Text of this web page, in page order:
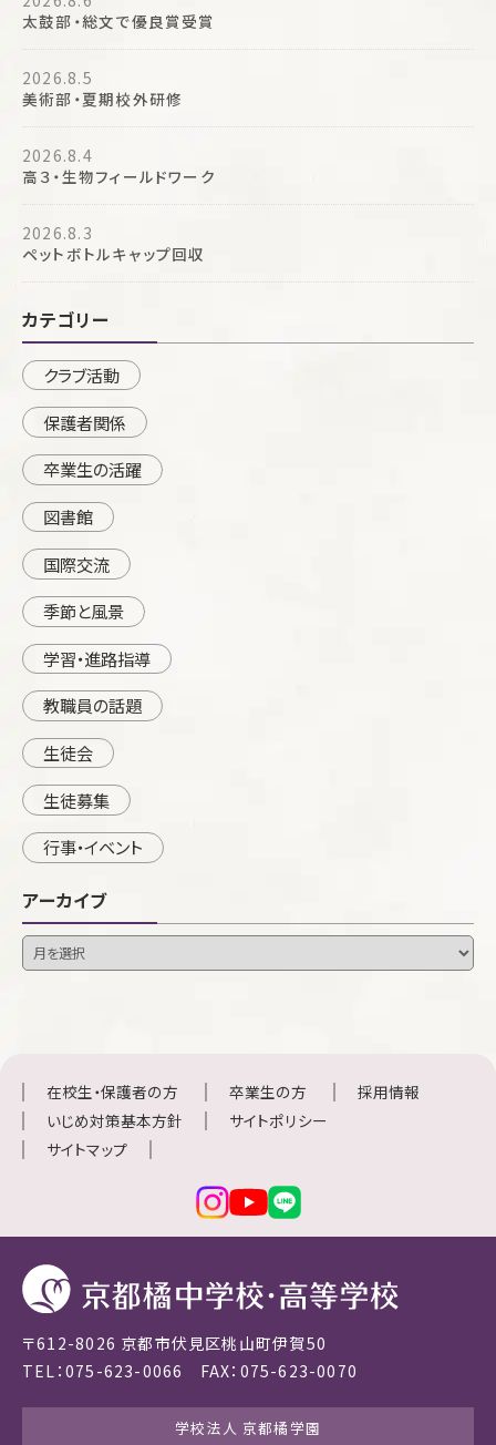
太鼓部・総文で優良賞受賞
2026.8.5
美術部・夏期校外研修
2026.8.4
高３・生物フィールドワーク
2026.8.3
ペットボトルキャップ回収
カテゴリー
クラブ活動
保護者関係
卒業生の活躍
図書館
国際交流
季節と風景
学習・進路指導
教職員の話題
生徒会
生徒募集
行事・イベント
アーカイブ
在校生・保護者の方 卒業生の方
採用情報
いじめ対策基本方針
サイトポリシー
サイトマップ
〒612-8026 京都市伏見区桃山町伊賀50
TEL：075-623-0066 FAX：075-623-0070
学校法人 京都橘学園